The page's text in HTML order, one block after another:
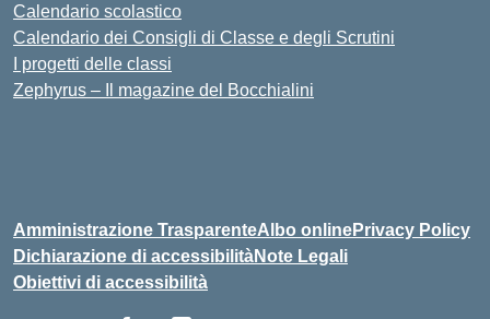
Calendario scolastico
Calendario dei Consigli di Classe e degli Scrutini
I progetti delle classi
Zephyrus – Il magazine del Bocchialini
Amministrazione TrasparenteAlbo onlinePrivacy Policy
Dichiarazione di accessibilitàNote Legali
Obiettivi di accessibilità